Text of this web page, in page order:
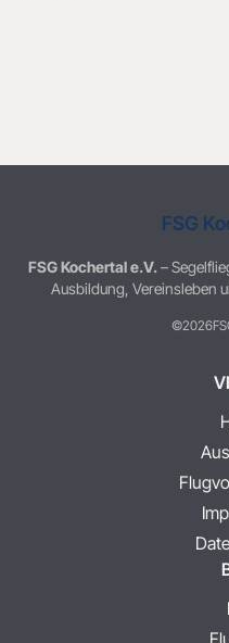
FSG
FSG Kochertal e.V.–
Ausbildung, Vereinsleben
©2026